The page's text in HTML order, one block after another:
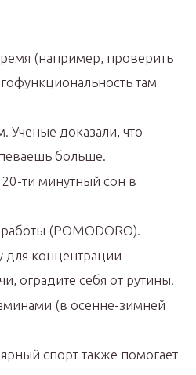
(например, проверить
там
Ученые доказали, что
больше.
ти минутный сон в
(POMODORO).
для концентрации
оградите себя от рутины.
(в осенне-зимней
спорт также помогает